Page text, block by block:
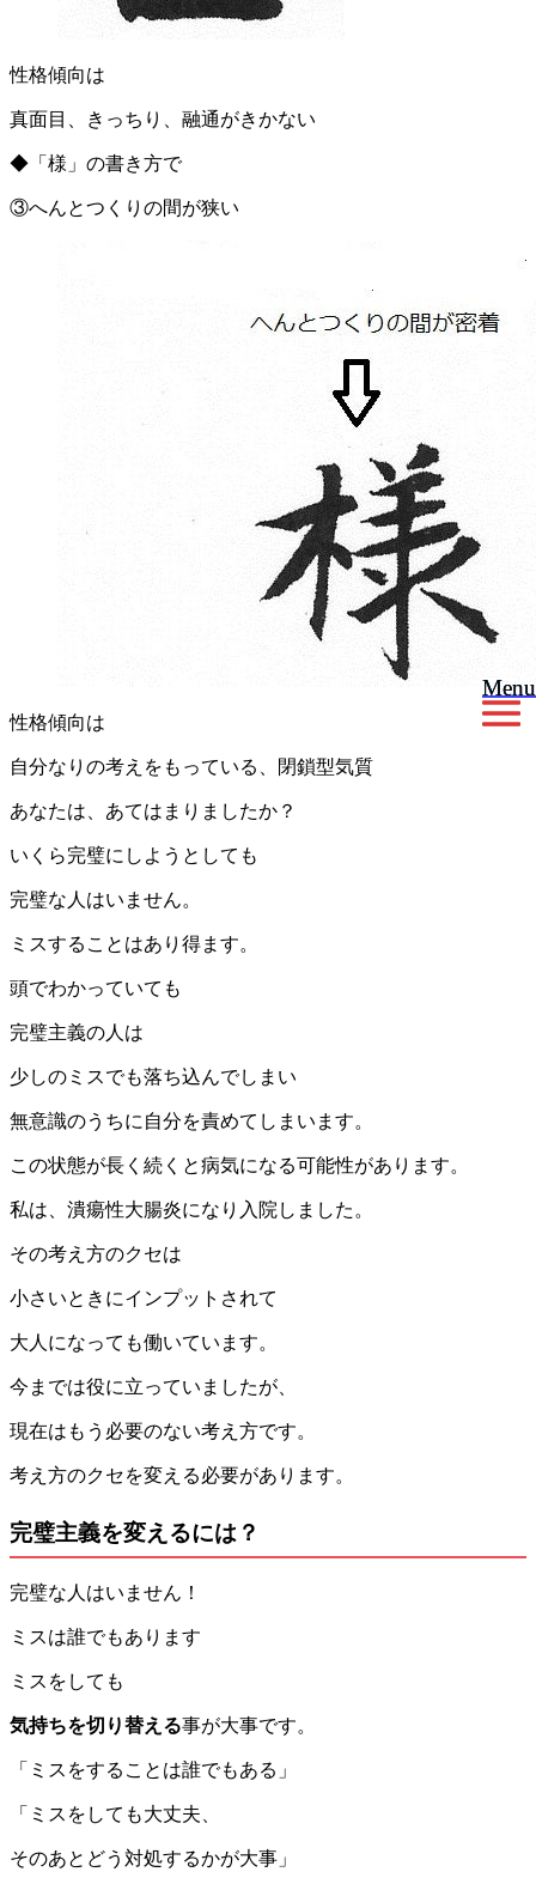
Menu
Menu
性格傾向は
真面目、きっちり、融通がきかない
◆「様」の書き方で
③へんとつくりの間が狭い
性格傾向は
自分なりの考えをもっている、閉鎖型気質
あなたは、あてはまりましたか？
いくら完璧にしようとしても
完璧な人はいません。
ミスすることはあり得ます。
頭でわかっていても
完璧主義の人は
少しのミスでも落ち込んでしまい
無意識のうちに自分を責めてしまいます。
この状態が長く続くと病気になる可能性があります。
私は、潰瘍性大腸炎になり入院しました。
その考え方のクセは
小さいときにインプットされて
大人になっても働いています。
今までは役に立っていましたが、
現在はもう必要のない考え方です。
考え方のクセを変える必要があります。
完璧主義を変えるには？
完璧な人はいません！
ミスは誰でもあります
ミスをしても
気持ちを切り替える事が大事です。
「ミスをすることは誰でもある」
「ミスをしても大丈夫、
そのあとどう対処するかが大事」